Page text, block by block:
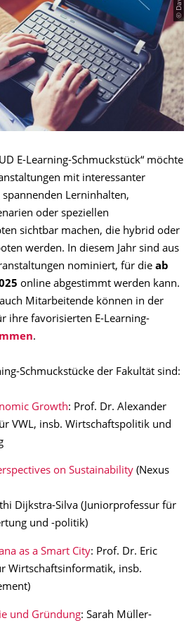
E-Learning-Schmuckstück“ möchte
mit interessanter
Lerninhalten,
oder speziellen
sichtbar machen, die hybrid oder
werden. In diesem Jahr sind aus
nominiert, für die ab
online abgestimmt werden kann.
Mitarbeitende können in der
ihre favorisierten E-Learning-
.
Schmuckstücke der Fakultät sind:
Growth: Prof. Dr. Alexander
VWL, insb. Wirtschaftspolitik und
on Sustainability(Nexus
Dijkstra-Silva (Juniorprofessur für
und -politik)
as a Smart City: Prof. Dr. Eric
Wirtschaftsinformatik, insb.
und Gründung: Sarah Müller-